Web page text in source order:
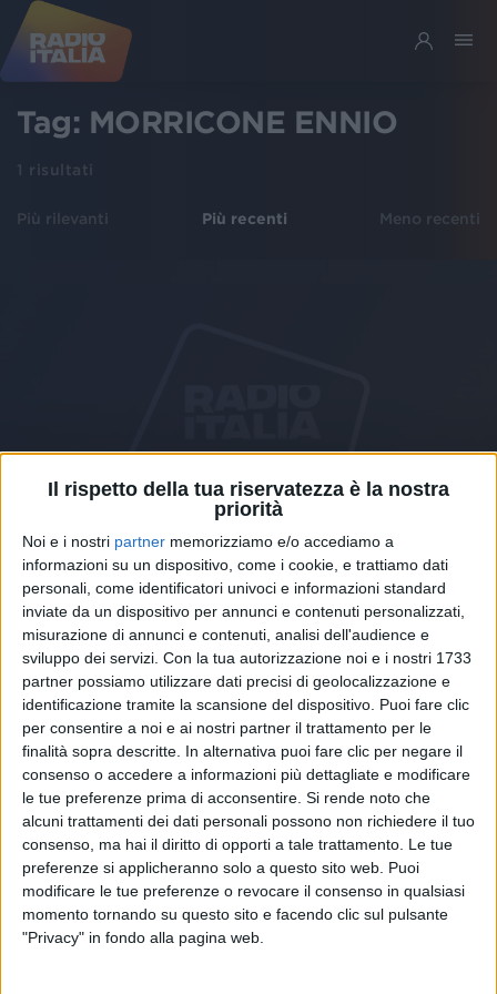
Il rispetto della tua riservatezza è la nostra
priorità
Noi e i nostri partner memorizziamo e/o accediamo a
informazioni su un dispositivo, come i cookie, e trattiamo dati
personali, come identificatori univoci e informazioni standard
inviate da un dispositivo per annunci e contenuti personalizzati,
misurazione di annunci e contenuti, analisi dell'audience e
sviluppo dei servizi. Con la tua autorizzazione noi e i nostri 1733
partner possiamo utilizzare dati precisi di geolocalizzazione e
identificazione tramite la scansione del dispositivo. Puoi fare clic
per consentire a noi e ai nostri partner il trattamento per le
finalità sopra descritte. In alternativa puoi fare clic per negare il
consenso o accedere a informazioni più dettagliate e modificare
le tue preferenze prima di acconsentire. Si rende noto che
alcuni trattamenti dei dati personali possono non richiedere il tuo
consenso, ma hai il diritto di opporti a tale trattamento. Le tue
preferenze si applicheranno solo a questo sito web. Puoi
modificare le tue preferenze o revocare il consenso in qualsiasi
momento tornando su questo sito e facendo clic sul pulsante
"Privacy" in fondo alla pagina web.
Tag: MORRICONE ENNIO
1 risultati
Più rilevanti Più recenti Meno recenti
NEWS 06 lug 2020
È morto Ennio Morricone: da Vasco Rossi a
Emma, la musica lo ricorda così
Ecco i pensieri di Cesare Cremonini, Giorgia, Fiorella
Mannoia, Turci...
Chi siamo Contattaci